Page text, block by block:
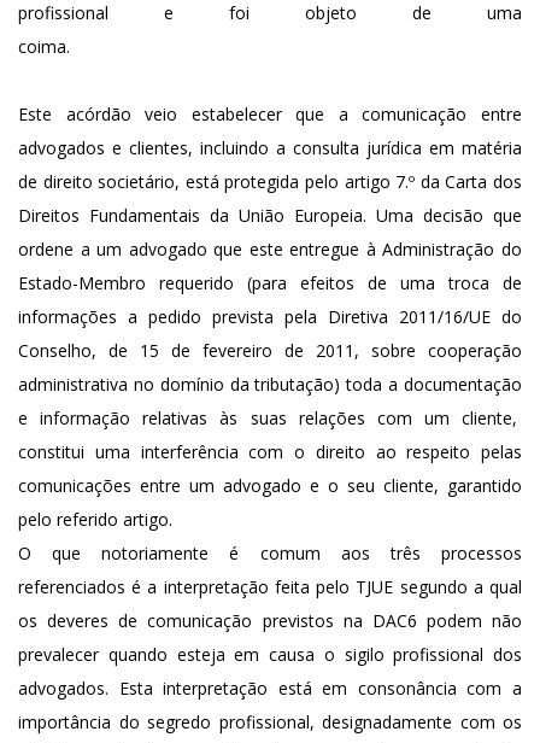
profissional e foi objeto de uma
Este acórdão veio estabelecer que a comunicação entre
advogados e clientes, incluindo a consulta jurídica em matéria
de direito societário, está protegida pelo artigo 7.º da Carta dos
Direitos Fundamentais da União Europeia. Uma decisão que
ordene a um advogado que este entregue à Administração do
Estado-Membro requerido (para efeitos de uma troca de
informações a pedido prevista pela Diretiva 2011/16/UE do
Conselho, de 15 de fevereiro de 2011, sobre cooperação
administrativa no domínio da tributação) toda a documentação
e informação relativas às suas relações com um cliente,
constitui uma interferência com o direito ao respeito pelas
comunicações entre um advogado e o seu cliente, garantido
pelo referido artigo.
O que notoriamente é comum aos três processos
referenciados é a interpretação feita pelo TJUE segundo a qual
os deveres de comunicação previstos na DAC6 podem não
prevalecer quando esteja em causa o sigilo profissional dos
advogados. Esta interpretação está em consonância com a
importância do segredo profissional, designadamente com os